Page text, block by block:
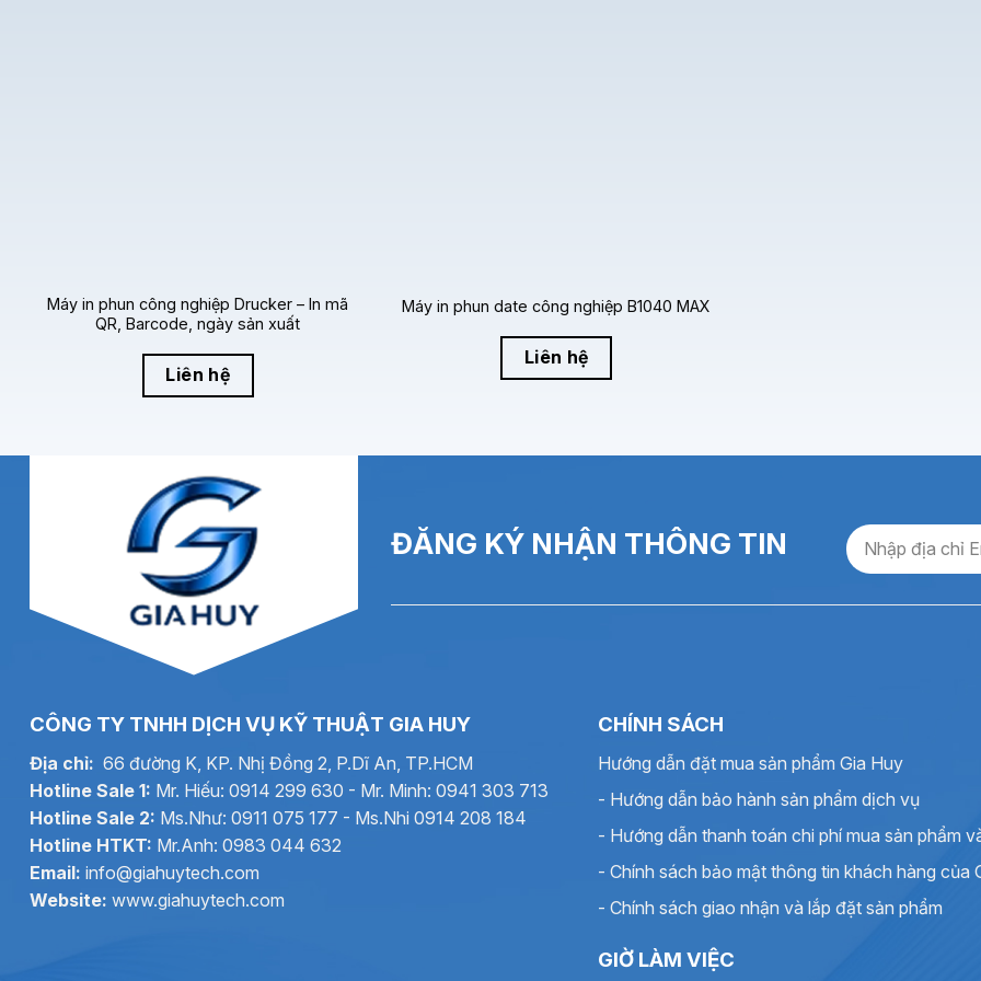
Máy in phun liên tục V680 sở hữuhệ thống mực mô-đun, cho phép tháo lắp và thay thế linh kiện nhanh chóng. Điều
Giảm thời gian dừng dây chuyền
Đơn giản hóa công tác bảo trì
Hệ thống làm sạch mực và điều chỉnh độ nhớt tự động
V680 được trang bị:
Hệ thống làm sạch mực tự động
Tự động điều chỉnh độ nhớt mực
Đầu in còn cóchức năng gia nhiệt
Thiết kế công nghiệp bền bỉ
Vỏ máy bằngthép không gỉ, chắc chắn, chống ăn mòn
Tách biệtngăn mực và ngăn điện tử, giảm nhiễu điện từ và tối ưu tiêu hao mực
Phù hợp vận hành trong môi trường sản xuất khắc nghiệt
Khả năng in ấn mạnh mẽ – tốc độ cao
Máy in phun công nghiệp Drucker – In mã
QR, Barcode, ngày sản xuất
Liên hệ
Máy in phun date công nghiệp B1040 MAX
Liên hệ
ĐĂNG KÝ NHẬN THÔNG TIN
CÔNG TY TNHH DỊCH VỤ KỸ THUẬT GIA HUY
Địa chỉ: 66 đường K, KP. Nhị Đồng 2, P.Dĩ An, TP.HCM
Hotline Sale 1: Mr. Hiếu: 0914 299 630 - Mr. Minh: 0941 303 713
Hotline Sale 2: Ms.Như: 0911 075 177 - Ms.Nhi 0914 208 184
Hotline HTKT: Mr.Anh: 0983 044 632
Email: info@giahuytech.com
Website: www.giahuytech.com
CHÍNH SÁCH
Hướng dẫn đặt mua sản phẩm Gia Huy
- Hướng dẫn bảo hành sản phẩm dịch vụ
- Hướng dẫn thanh toán chi phí mua sản phẩm
- Chính sách bảo mật thông tin khách hàng của
- Chính sách giao nhận và lắp đặt sản phẩm
GIỜ LÀM VIỆC